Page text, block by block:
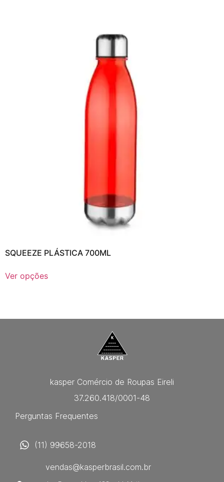
SQUEEZE PLÁSTICA 700ML
Ver opções
kasper Comércio de Roupas Eireli
37.260.418/0001-48
Perguntas Frequentes
(11) 99658-2018
vendas@kasperbrasil.com.br